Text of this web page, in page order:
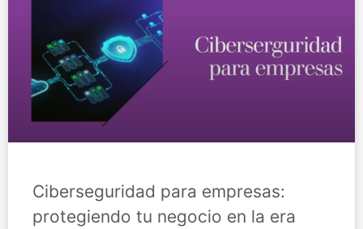
Ciberseguridad para empresas:
protegiendo tu negocio en la era